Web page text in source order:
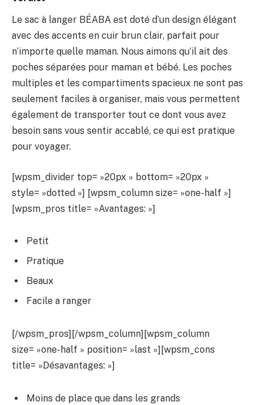
Le sac à langer BÉABA est doté d’un design élégant
avec des accents en cuir brun clair, parfait pour
n’importe quelle maman. Nous aimons qu’il ait des
poches séparées pour maman et bébé. Les poches
multiples et les compartiments spacieux ne sont pas
seulement faciles à organiser, mais vous permettent
également de transporter tout ce dont vous avez
besoin sans vous sentir accablé, ce qui est pratique
pour voyager.
[wpsm_divider top= »20px » bottom= »20px »
style= »dotted »] [wpsm_column size= »one-half »]
[wpsm_pros title= »Avantages: »]
Petit
Pratique
Beaux
Facile a ranger
[/wpsm_pros][/wpsm_column][wpsm_column
size= »one-half » position= »last »][wpsm_cons
title= »Désavantages: »]
Moins de place que dans les grands